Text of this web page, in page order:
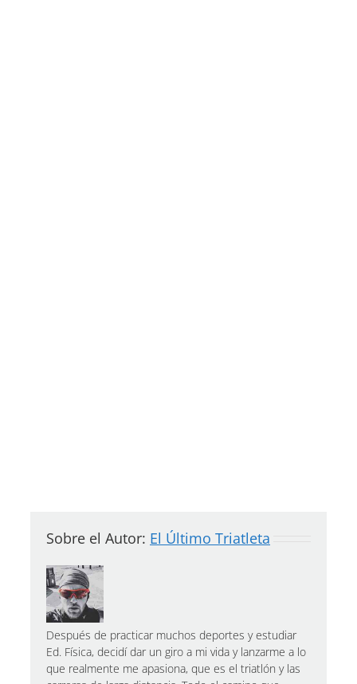
Sobre el Autor: El Último Triatleta
Después de practicar muchos deportes y estudiar
Ed. Física, decidí dar un giro a mi vida y lanzarme a lo
que realmente me apasiona, que es el triatlón y las